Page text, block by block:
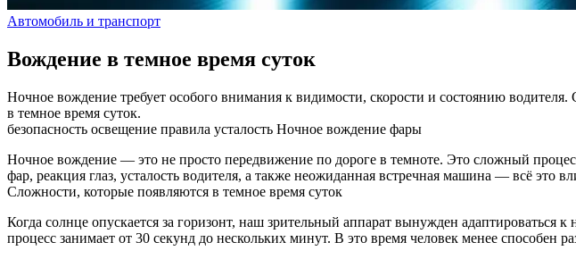
Автомобиль и транспорт
Вождение в темное время суток
Ночное вождение требует особого внимания к видимости, скорости и состоянию
в темное время суток.
безопасность освещение правила усталость Ночное вождение фары
Ночное вождение — это не просто передвижение по дороге в темноте. Это сложный
фар, реакция глаз, усталость водителя, а также неожиданная встречная машина — всё это
Сложности, которые появляются в темное время суток
Когда солнце опускается за горизонт, наш зрительный аппарат вынужден адаптироваться
процесс занимает от 30 секунд до нескольких минут. В это время человек менее